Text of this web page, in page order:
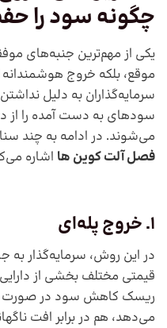
چگونه سود را
یکی از مهم‌ترین جنبه‌های
موقع، بلکه خروج هوشمندانه
سرمایه‌گذاران به دلیل
سودهای به‌ دست‌ آمده را از
می‌شوند. در ادامه به چند
فصل آلت کوین ها اشاره
1. خروج پله‌ای
در این روش، سرمایه‌گذار
قیمتی مختلف بخشی از
ریسک کاهش سود در صورت
می‌دهد، هم در برابر افت